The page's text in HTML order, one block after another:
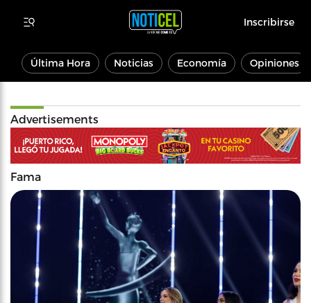
Inscribirse
Última Hora Noticias Economía Opiniones
Advertisements
Fama